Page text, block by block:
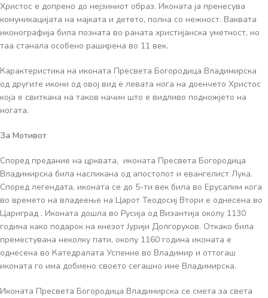
Христос е допрено до нејзиниот образ. Иконата ја пренесува
комуникацијата на мајката и детето, полна со нежност. Ваквата
иконографија била позната во раната христијанска уметност, но
таа станала особено раширена во 11 век.
Карактеристика на иконата Пресвета Богородица Владимирска
од другите икони од овој вид е левата нога на доенчето Христос
која е свиткана на таков начин што е видливо подножјето на
ногата.
За Мотивот
Според предание на црквата, иконата Пресвета Богородица
Владимирска била насликана од апостолот и евангелист Лука.
Според легендата, иконата се до 5-ти век била во Ерусалим кога
во времето на владеење на Царот Теодосиј Втори е однесена во
Цариград . Иконата дошла во Русија од Византија околу 1130
година како подарок на кнезот Јурији Долгоруков. Откако била
преместувана неколку пати, околу 1160 година иконата е
однесена во Катедралата Успение во Владимир и оттогаш
иконата го има добиено своето сегашно име Владимирска.
Иконата Пресвета Богородица Владимирска се смета за света